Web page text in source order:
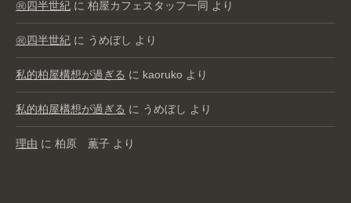
㊗️四半世紀 に 柏屋カフェスタッフ一同 より
㊗️四半世紀 に うめぼし より
私的柏屋構想が過ぎる に kaoruko より
私的柏屋構想が過ぎる に うめぼし より
理由 に 柏原 薫子 より